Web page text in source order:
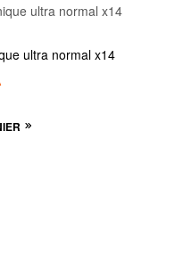
ultra normal x14